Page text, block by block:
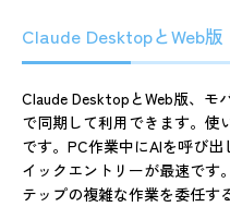
Claude DesktopとWeb
Claude DesktopとWeb版、モ
で同期して利用できます。使
です。PC作業中にAIを呼び
イックエントリーが最速です
テップの複雑な作業を委任す